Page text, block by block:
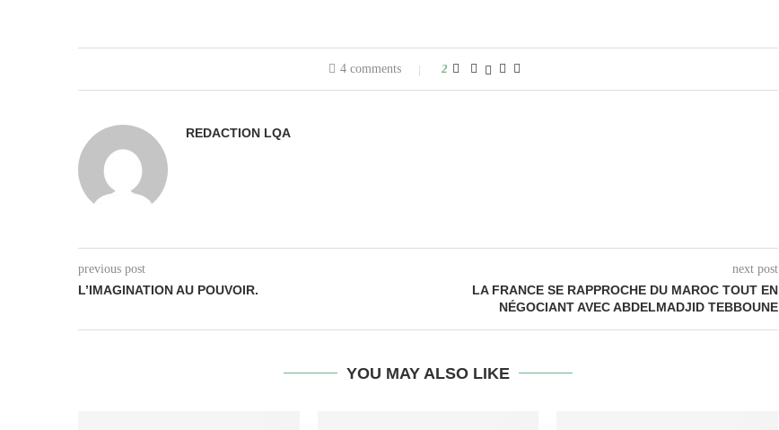
4 comments 2
REDACTION LQA
previous post
L’IMAGINATION AU POUVOIR.
next post
LA FRANCE SE RAPPROCHE DU MAROC TOUT EN
NÉGOCIANT AVEC ABDELMADJID TEBBOUNE
YOU MAY ALSO LIKE